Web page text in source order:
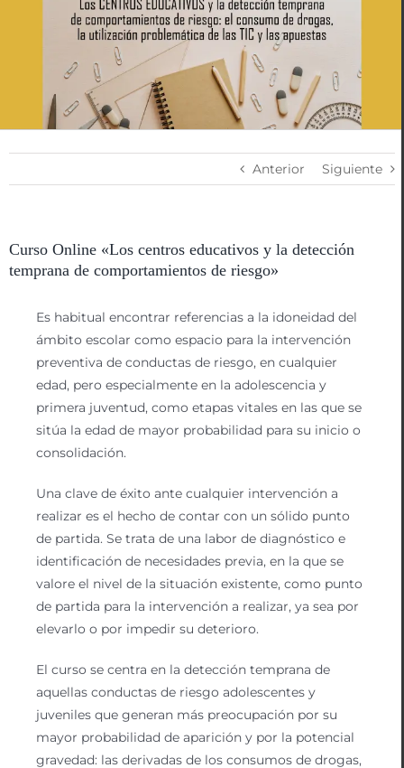
Anterior Siguiente
Curso Online «Los centros educativos y la detección
temprana de comportamientos de riesgo»
Es habitual encontrar referencias a la idoneidad del
ámbito escolar como espacio para la intervención
preventiva de conductas de riesgo, en cualquier
edad, pero especialmente en la adolescencia y
primera juventud, como etapas vitales en las que se
sitúa la edad de mayor probabilidad para su inicio o
consolidación.
Una clave de éxito ante cualquier intervención a
realizar es el hecho de contar con un sólido punto
de partida. Se trata de una labor de diagnóstico e
identificación de necesidades previa, en la que se
valore el nivel de la situación existente, como punto
de partida para la intervención a realizar, ya sea por
elevarlo o por impedir su deterioro.
El curso se centra en la detección temprana de
aquellas conductas de riesgo adolescentes y
juveniles que generan más preocupación por su
mayor probabilidad de aparición y por la potencial
gravedad: las derivadas de los consumos de drogas,